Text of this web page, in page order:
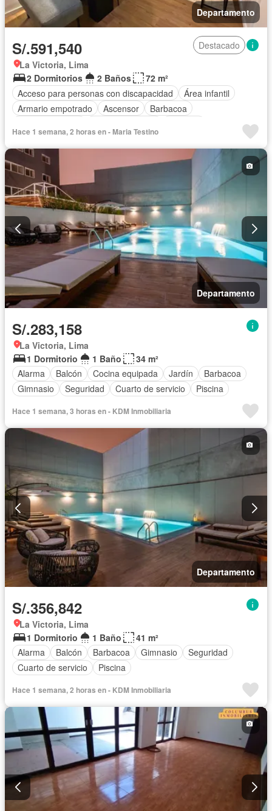
Departamento
S/.591,540
Destacado
La Victoria, Lima
2 Dormitorios
2 Baños
72 m²
Acceso para personas con discapacidad
Área infantil
Armario empotrado
Ascensor
Barbacoa
Gas natural
Gimnasio Internet
Seguridad
Wifi
Sin amoblar
Hace 1 semana, 2 horas en - Maria Testino
Departamento
S/.283,158
La Victoria, Lima
1 Dormitorio
1 Baño
34 m²
Alarma
Balcón Cocina equipada Jardín
Barbacoa
Gimnasio
Seguridad Cuarto de servicio Piscina
Hace 1 semana, 3 horas en - KDM Inmobiliaria
Departamento
S/.356,842
La Victoria, Lima
1 Dormitorio
1 Baño
41 m²
Alarma
Balcón Barbacoa Gimnasio
Seguridad
Cuarto de servicio
Piscina
Hace 1 semana, 2 horas en - KDM Inmobiliaria